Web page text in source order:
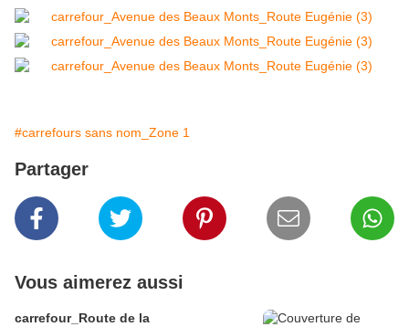
#carrefours sans nom_Zone 1
Partager
Vous aimerez aussi
carrefour_Route de la